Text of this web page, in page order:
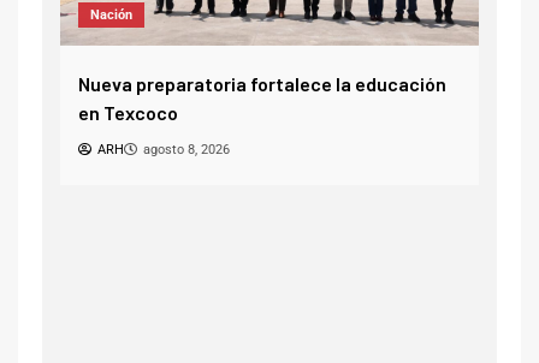
¿Tú celular termina en 0? Prepárate para
ARH